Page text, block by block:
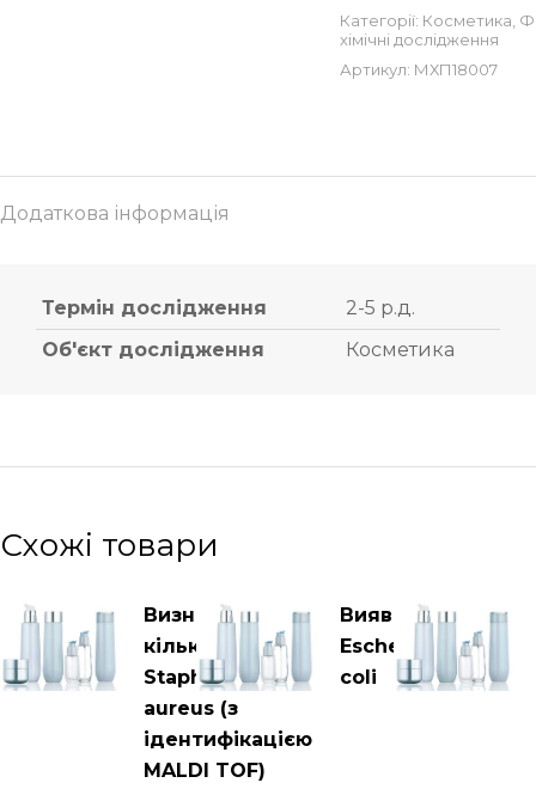
Категорії: Косметика
хімічні дослідження
Артикул: МХП18007
Додаткова інформація
Термін дослідження
2-5 р.д.
Об'єкт дослідження
Косметика
Схожі товари
Визначення
кількості
Staphylococcus
aureus (з
ідентифікацією
MALDI TOF)
Виявлення
Escherichia
coli